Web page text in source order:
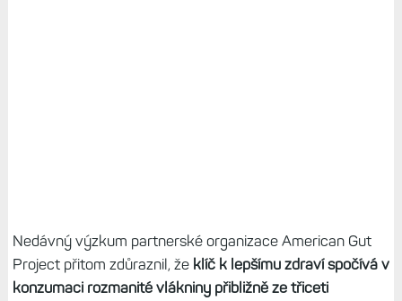
Nedávný výzkum partnerské organizace American Gut
Project přitom zdůraznil, že klíč k lepšímu zdraví spočívá v
konzumaci rozmanité vlákniny přibližně ze třiceti